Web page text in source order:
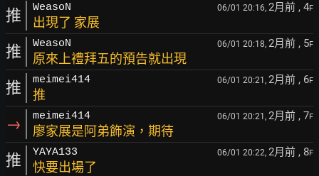
推 WeasoN 06/01 20:16, 2月前 , 4F
出現了 家展
推 WeasoN 06/01 20:18, 2月前 , 5F
原來上禮拜五的預告就出現
推 meimei414 06/01 20:21, 2月前 , 6F
推
→ meimei414 06/01 20:21, 2月前 , 7F
廖家展是阿弟飾演，期待
推 YAYA133 06/01 20:22, 2月前 , 8F
快要出場了